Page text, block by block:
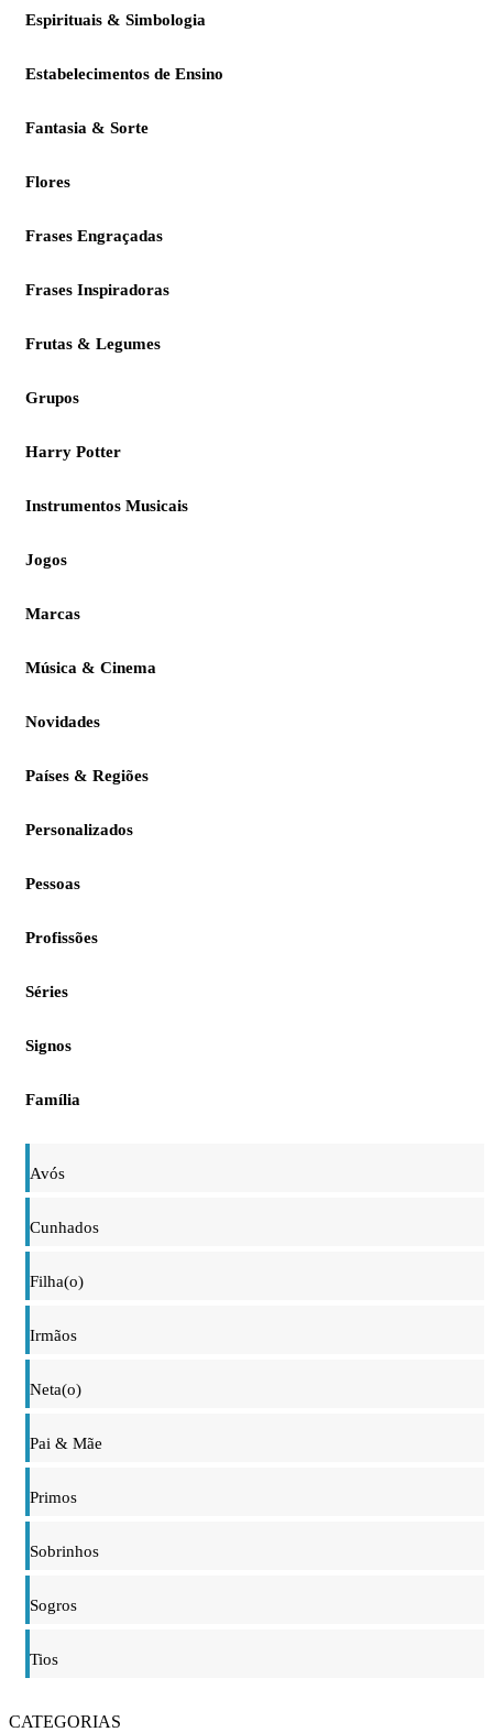
Espirituais & Simbologia
Estabelecimentos de Ensino
Fantasia & Sorte
Flores
Frases Engraçadas
Frases Inspiradoras
Frutas & Legumes
Grupos
Harry Potter
Instrumentos Musicais
Jogos
Marcas
Música & Cinema
Novidades
Países & Regiões
Personalizados
Pessoas
Profissões
Séries
Signos
Família
Avós
Cunhados
Filha(o)
Irmãos
Neta(o)
Pai & Mãe
Primos
Sobrinhos
Sogros
Tios
CATEGORIAS